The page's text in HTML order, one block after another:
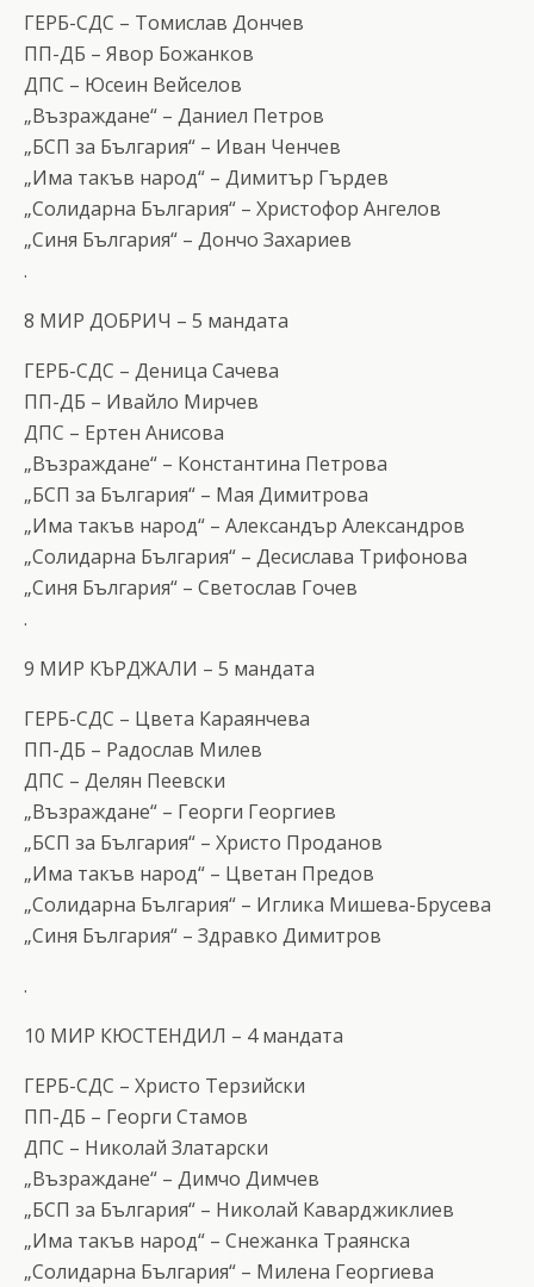
ГЕРБ-СДС – Томислав Дончев
ПП-ДБ – Явор Божанков
ДПС – Юсеин Вейселов
„Възраждане“ – Даниел Петров
„БСП за България“ – Иван Ченчев
„Има такъв народ“ – Димитър Гърдев
„Солидарна България“ – Христофор Ангелов
„Синя България“ – Дончо Захариев
.
8 МИР ДОБРИЧ – 5 мандата
ГЕРБ-СДС – Деница Сачева
ПП-ДБ – Ивайло Мирчев
ДПС – Ертен Анисова
„Възраждане“ – Константина Петрова
„БСП за България“ – Мая Димитрова
„Има такъв народ“ – Александър Александров
„Солидарна България“ – Десислава Трифонова
„Синя България“ – Светослав Гочев
.
9 МИР КЪРДЖАЛИ – 5 мандата
ГЕРБ-СДС – Цвета Караянчева
ПП-ДБ – Радослав Милев
ДПС – Делян Пеевски
„Възраждане“ – Георги Георгиев
„БСП за България“ – Христо Проданов
„Има такъв народ“ – Цветан Предов
„Солидарна България“ – Иглика Мишева-Брусева
„Синя България“ – Здравко Димитров
.
10 МИР КЮСТЕНДИЛ – 4 мандата
ГЕРБ-СДС – Христо Терзийски
ПП-ДБ – Георги Стамов
ДПС – Николай Златарски
„Възраждане“ – Димчо Димчев
„БСП за България“ – Николай Каварджиклиев
„Има такъв народ“ – Снежанка Траянска
„Солидарна България“ – Милена Георгиева